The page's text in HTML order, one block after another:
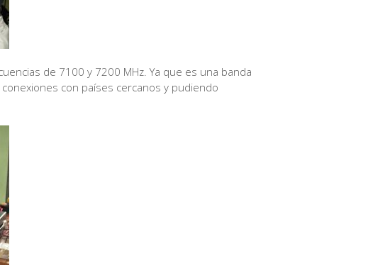
de 7100 y 7200 MHz. Ya que es una banda
con países cercanos y pudiendo